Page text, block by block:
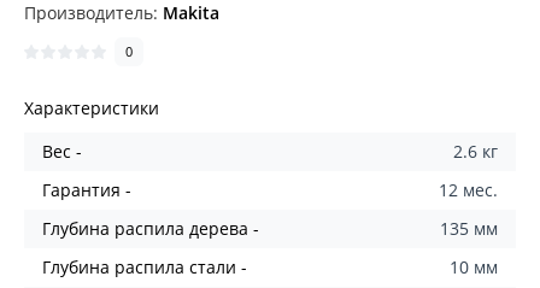
Производитель: Makita
0
Характеристики
Вес -
2.6 кг
Гарантия -
12 мес.
Глубина распила дерева -
135 мм
Глубина распила стали -
10 мм